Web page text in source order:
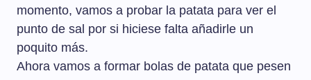
momento, vamos a probar la patata para ver el
punto de sal por si hiciese falta añadirle un
poquito más.
Ahora vamos a formar bolas de patata que pesen